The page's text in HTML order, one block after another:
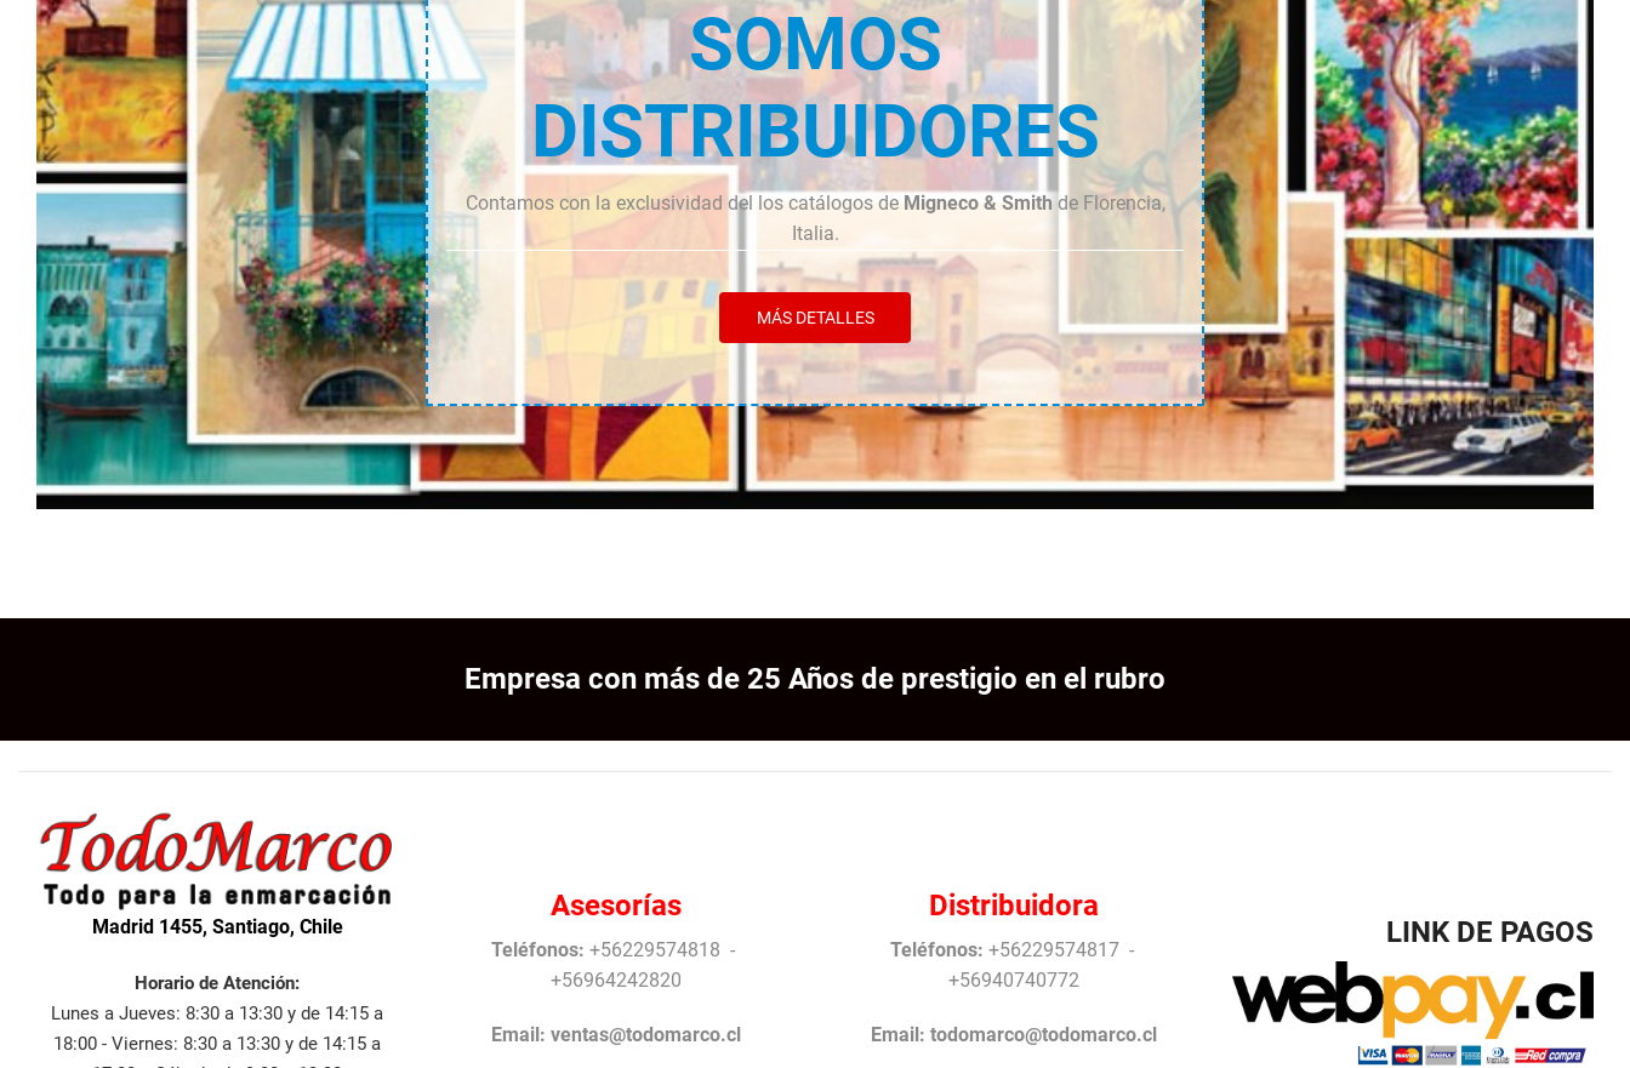
SOMOS
DISTRIBUIDORES
Contamos con la exclusividad del los catálogos de Migneco & Smith de Florencia,
Italia.
MÁS DETALLES
Empresa con más de 25 Años de prestigio en el rubro
Madrid 1455, Santiago, Chile
Horario de Atención:
Lunes a Jueves: 8:30 a 13:30 y de 14:15 a
18:00 - Viernes: 8:30 a 13:30 y de 14:15 a
Asesorías
Teléfonos: +56229574818 -
+56964242820
Email: ventas@todomarco.cl
Distribuidora
Teléfonos: +56229574817 -
+56940740772
Email:todomarco@todomarco.cl
LINK DE PAGOS